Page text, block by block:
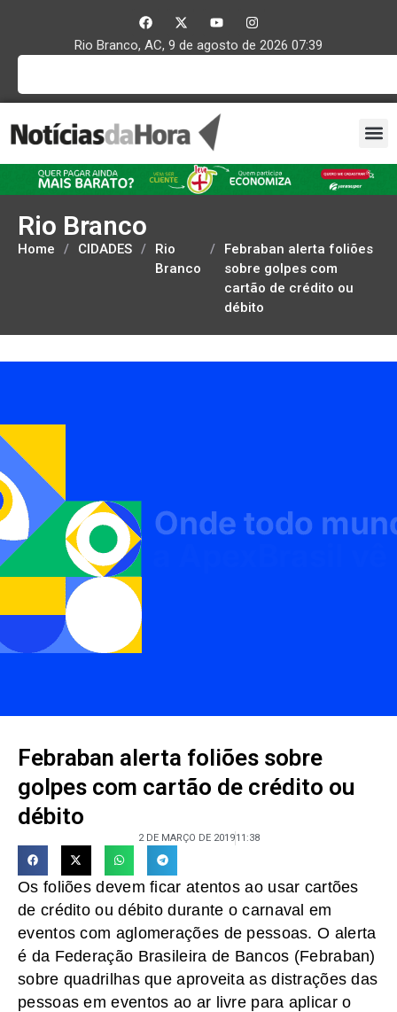
Rio Branco, AC, 9 de agosto de 2026 07:39
Rio Branco
Home / CIDADES /
Rio
Branco
/
Febraban alerta foliões
sobre golpes com
cartão de crédito ou
débito
Febraban alerta foliões sobre
golpes com cartão de crédito ou
débito
2 DE MARÇO DE 201911:38
Os foliões devem ficar atentos ao usar cartões
de crédito ou débito durante o carnaval em
eventos com aglomerações de pessoas. O alerta
é da Federação Brasileira de Bancos (Febraban)
sobre quadrilhas que aproveita as distrações das
pessoas em eventos ao ar livre para aplicar o